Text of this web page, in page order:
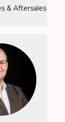
& Aftersales